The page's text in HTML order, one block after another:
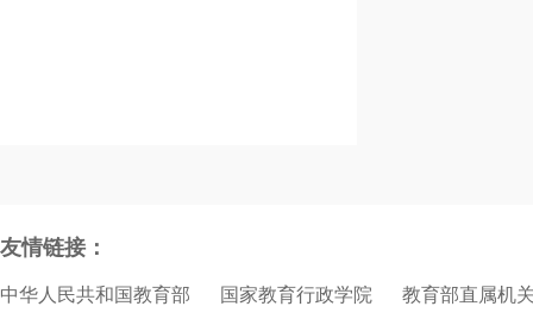
友情链接：
中华人民共和国教育部 国家教育行政学院 教育部直属机